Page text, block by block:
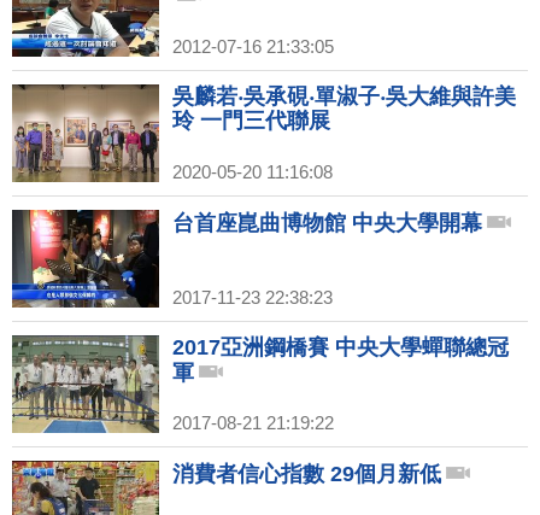
2012-07-16 21:33:05
吳麟若‧吳承硯‧單淑子‧吳大維與許美
玲 一門三代聯展
2020-05-20 11:16:08
台首座崑曲博物館 中央大學開幕
2017-11-23 22:38:23
2017亞洲鋼橋賽 中央大學蟬聯總冠
軍
2017-08-21 21:19:22
消費者信心指數 29個月新低